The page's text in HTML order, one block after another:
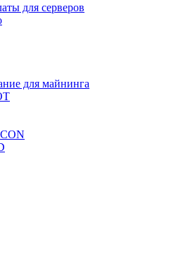
для серверов
для майнинга